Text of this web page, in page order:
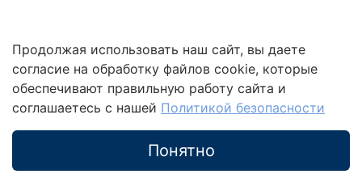
Клиентам
Это интересно
Продолжая использовать наш сайт, вы даете
согласие на обработку файлов cookie, которые
обеспечивают правильную работу сайта и
соглашаетесь с нашей Политикой безопасности
Понятно
обработки